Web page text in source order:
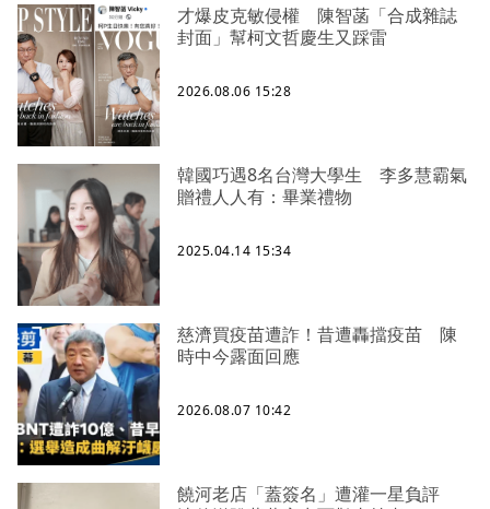
才爆皮克敏侵權 陳智菡「合成雜誌
封面」幫柯文哲慶生又踩雷
2026.08.06 15:28
韓國巧遇8名台灣大學生 李多慧霸氣
贈禮人人有：畢業禮物
2025.04.14 15:34
慈濟買疫苗遭詐！昔遭轟擋疫苗 陳
時中今露面回應
2026.08.07 10:42
饒河老店「蓋簽名」遭灌一星負評